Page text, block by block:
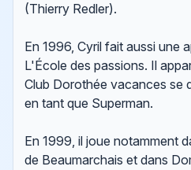
(Thierry Redler).
En 1996, Cyril fait aussi une
L'École des passions. Il
Club Dorothée vacances se
en tant que Superman.
En 1999, il joue notamment
de Beaumarchais et dans